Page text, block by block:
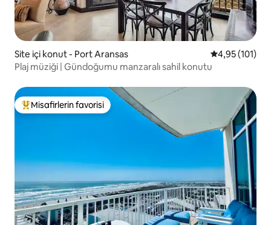
Site içi konut - Port Aransas 5 üzerinden
4,95 (101)
Plaj müziği | Gündoğumu manzaralı sahil konutu
Misafirlerin favorilerinden en beğenilenler arasında
Misafirlerin favorisi